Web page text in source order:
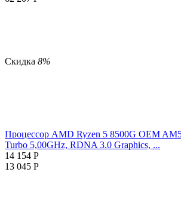
Скидка 8%
Процессор AMD Ryzen 5 8500G OEM
Turbo 5,00GHz, RDNA 3.0 Graphics, ...
14 154 Р
13 045 Р